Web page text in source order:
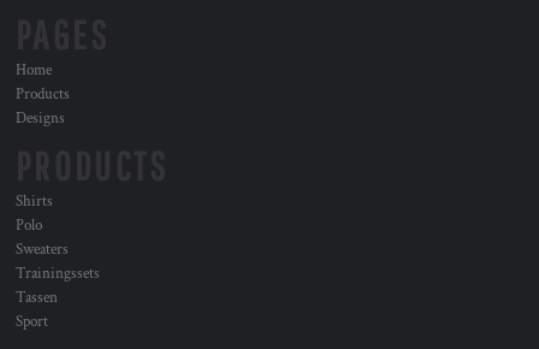
Home
Products
Designs
Shirts
Polo
Sweaters
Trainingssets
Tassen
Sport